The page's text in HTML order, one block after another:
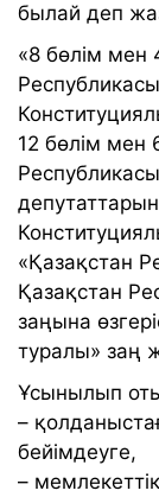
былай деп
«8 бөлім мен
12 бөлім мен
«Қазақстан
Қазақстан
заңына
туралы» заң
Ұсынылып
–
бейімдеуге,
–